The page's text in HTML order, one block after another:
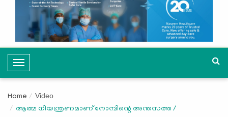
T
o
g
l
Home Video
ആത്മ നിയന്ത്രണമാണ് നോമ്പിന്റെ അന്തസത്ത /